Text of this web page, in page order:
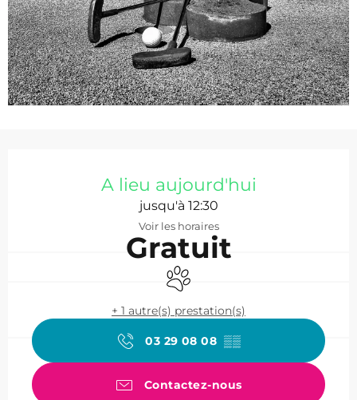
A lieu aujourd'hui
jusqu'à 12:30
Voir les horaires
Gratuit
Animaux acceptés
+ 1 autre(s) prestation(s)
03 29 08 08▒▒
Contactez-nous